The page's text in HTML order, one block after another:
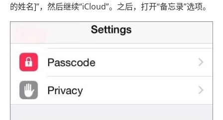
的姓名]”，然后继续“iCloud”。之后，打开“备忘录”选项。